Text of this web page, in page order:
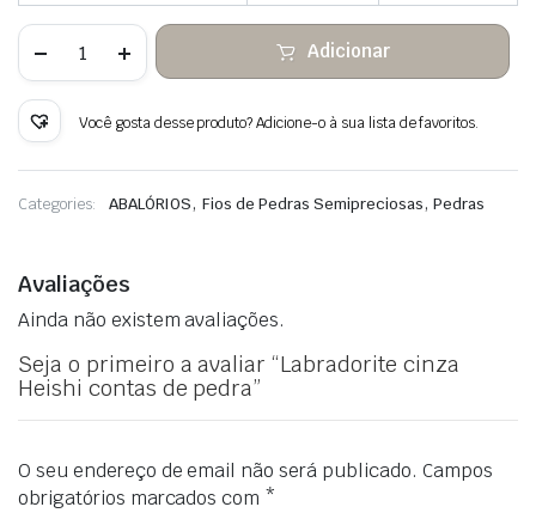
Quantidade
Labradorite
Heishi
contas
pedra
Adicionar
Você gosta desse produto? Adicione-o à sua lista de favoritos.
Categories: ABALÓRIOS,Fios de Pedras Semipreciosas,Pedras
Avaliações
Ainda não existem avaliações.
Seja o primeiro a avaliar “Labradorite cinza
Heishi contas de pedra”
O seu endereço de email não será publicado. Campos
obrigatórios marcados com *